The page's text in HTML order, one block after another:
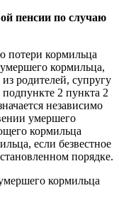
пенсии по случаю
потери кормильца
кормильца,
родителей, супругу
2 пункта 2
независимо
умершего
кормильца
если безвестное
порядке.
кормильца